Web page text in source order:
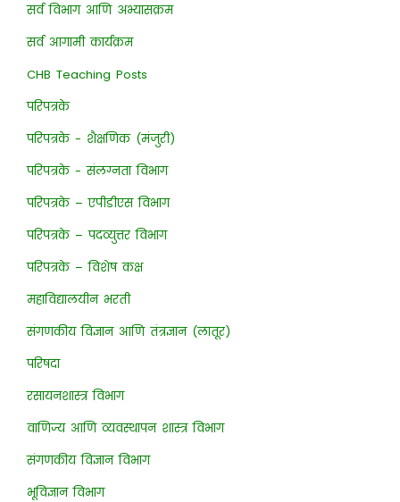
सर्व विभाग आणि अभ्यासक्रम
सर्व आगामी कार्यक्रम
CHB Teaching Posts
परिपत्रके
परिपत्रके - शैक्षणिक (मंजुरी)
परिपत्रके - संलग्नता विभाग
परिपत्रके – एपीडीएस विभाग
परिपत्रके – पदव्युत्तर विभाग
परिपत्रके – विशेष कक्ष
महाविद्यालयीन भरती
संगणकीय विज्ञान आणि तंत्रज्ञान (लातूर)
परिषदा
रसायनशास्त्र विभाग
वाणिज्य आणि व्यवस्थापन शास्त्र विभाग
संगणकीय विज्ञान विभाग
भूविज्ञान विभाग